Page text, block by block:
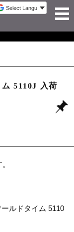
5110J 入荷
ルドタイム 5110